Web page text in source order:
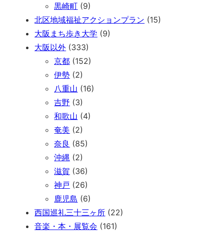
黒崎町 (9)
北区地域福祉アクションプラン (15)
大阪まち歩き大学 (9)
大阪以外 (333)
京都 (152)
伊勢 (2)
八重山 (16)
吉野 (3)
和歌山 (4)
奄美 (2)
奈良 (85)
沖縄 (2)
滋賀 (36)
神戸 (26)
鹿児島 (6)
西国巡礼三十三ヶ所 (22)
音楽・本・展覧会 (161)